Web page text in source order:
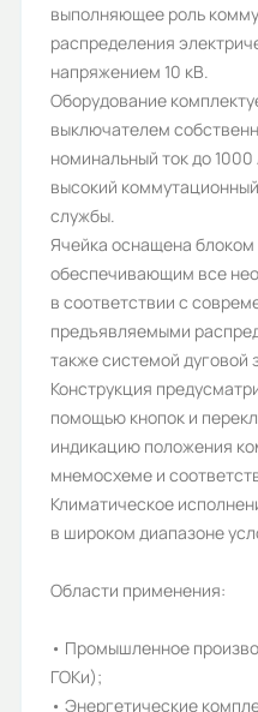
Ток нагрузки, А:
1000
Климатическое
У3
Степень защиты
21
Индикация:
Мнемосхема,
Устройства
Блок РЗА ESQ-100
Применение:
Распределение
напряжением 6-
Гарантия, лет:
Срок службы, лет:
выполняющее роль
распределения
напряжением 10 кВ.
Оборудование
выключателем
номинальный ток до
высокий
службы.
Ячейка оснащена блоком
обеспечивающим все
в соответствии с
предъявляемыми
также системой дуговой
Конструкция
помощью кнопок и
индикацию положения
мнемосхеме и
Климатическое
в широком диапазоне
Области применения:
• Промышленное
ГОКи);
• Энергетические